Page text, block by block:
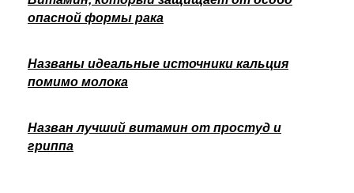
опасной формы рака
Названы идеальные источники кальция
помимо молока
Назван лучший витамин от простуд и
гриппа